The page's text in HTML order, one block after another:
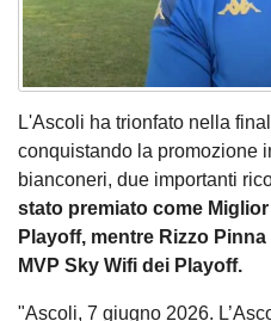
L'Ascoli ha trionfato nella
conquistando la promozione
bianconeri, due importanti
stato premiato come
Playoff, mentre Rizzo
MVP Sky Wifi dei Playoff.
"Ascoli, 7 giugno 2026.